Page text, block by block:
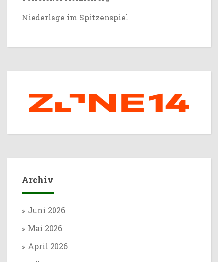
Niederlage im Spitzenspiel
Archiv
Juni 2026
Mai 2026
April 2026